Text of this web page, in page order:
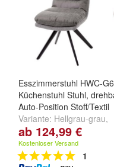
Esszimmerstuhl HWC-
Küchenstuhl Stuhl,
Auto-Position Stoff/Textil
Variante: Hellgrau-grau,
Hellgrau-grau, mit
Braun-dunkelbraun
weitere ...
ab 124,99 €
Kostenloser Versand
1